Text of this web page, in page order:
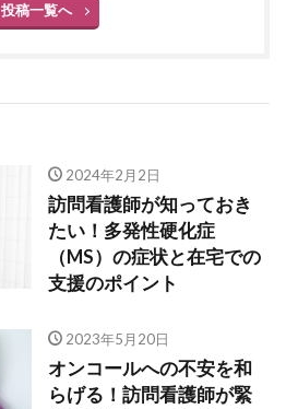
投稿一覧へ
2024年2月2日
訪問看護師が知っておき
たい！多発性硬化症
（MS）の症状と在宅での
支援のポイント
2023年5月20日
オンコールへの不安を和
らげる！訪問看護師が緊